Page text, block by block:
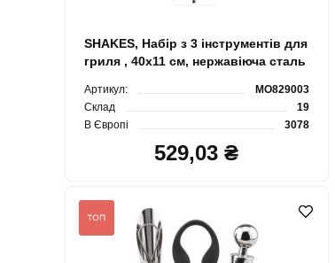
SHAKES, Набір з 3 інструментів для
гриля , 40x11 см, нержавіюча сталь
Артикул:
MO829003
Склад
19
В Європі
3078
529,03 ₴